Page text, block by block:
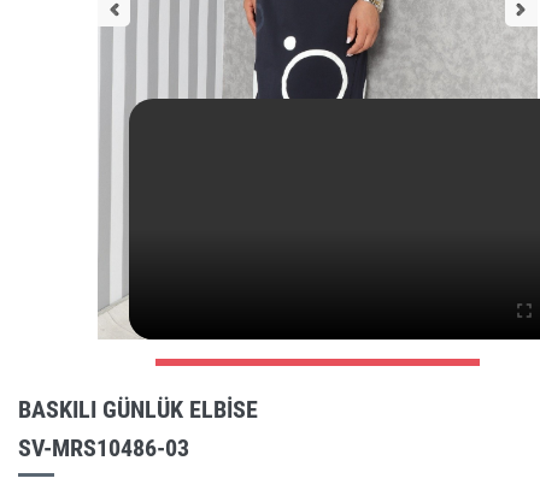
BASKILI GÜNLÜK ELBISE
SV-MRS10486-03